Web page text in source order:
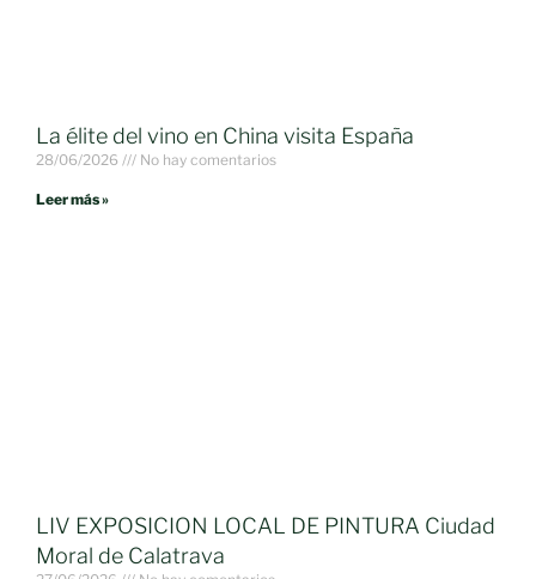
La élite del vino en China visita España
28/06/2026 No hay comentarios
Leer más »
LIV EXPOSICION LOCAL DE PINTURA Ciudad
Moral de Calatrava